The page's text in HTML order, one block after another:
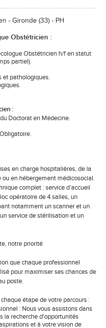
- Gironde (33) - PH
Obstétricien :
Obstétricien h/f en statut
partiel).
et pathologiques.
:
Doctorat en Médecine.
Obligatoire.
en charge hospitalières, de la
en hébergement médicosocial.
complet : service d’accueil
opératoire de 4 salles, un
notamment un scanner et un
service de stérilisation et un
notre priorité
que chaque professionnel
pour maximiser ses chances de
poste.
étape de votre parcours :
: Nous vous assistons dans
la recherche d'opportunités
et à votre vision de